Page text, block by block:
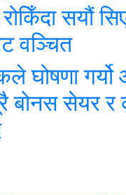
सयौं
वञ्चित
घोषणा
बोनस सेयर र